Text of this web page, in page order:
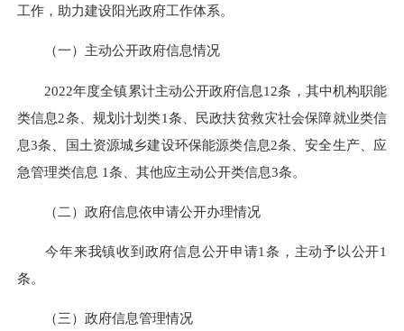
工作，助力建设阳光政府工作体系。
（一）主动公开政府信息情况
2022年度全镇累计主动公开政府信息12条，其中机构职能
类信息2条、规划计划类1条、 民政扶贫救灾社会保障就业类信
息3条、 国土资源城乡建设环保能源类信息2条、安全生产、应
急管理类信息 1条、 其他应主动公开类信息3条。
（二）政府信息依申请公开办理情况
今年来我镇收到政府信息公开申请1条，主动予以公开1
条。
（三）政府信息管理情况